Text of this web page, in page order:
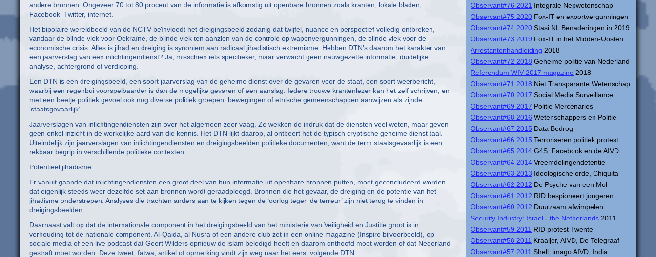
Observant#76 2021 Integrale Nepwetenschap
Observant#75 2020 Fox-IT en exportvergunningen
Observant#74 2020 Stasi NL Benaderingen in 2019
Observant#73 2019 Fox-IT in het Midden-Oosten
Arrestantenhandleiding 2018
Observant#72 2018 Geheime politie van Nederland
Referendum WIV 2017 magazine 2018
Observant#71 2018 Niet Transparante Wetenschap
Observant#70 2017 Social Media Surveillance
Observant#69 2017 Politie Mercenaries
Observant#68 2016 Wetenschappers en Politie
Observant#67 2015 Data Bedrog
Observant#66 2015 Terroriseren politiek protest
Observant#65 2014 G4S, Facebook en de AIVD
Observant#64 2014 Vreemdelingendetentie
Observant#63 2013 Ideologische orde, Chiquita
Observant#62 2012 De Psyche van een Mol
Observant#61 2012 RID bespioneert jongeren
Observant#60 2012 Duurzaam afwimpelen
Security Industry: Israel - the Netherlands 2011
Observant#59 2011 RID protest Twente
Observant#58 2011 Kraaijer, AIVD, De Telegraaf
Observant#57 2011 Shell, imago AIVD, India
andere bronnen. Ongeveer 70 tot 80 procent van de informatie is afkomstig uit openbare bronnen zoals kranten, lokale bladen,
Facebook, Twitter, internet.
Het bipolaire wereldbeeld van de NCTV beïnvloedt het dreigingsbeeld zodanig dat twijfel, nuance en perspectief volledig ontbreken,
vandaar de blinde vlek voor Oekraïne, de blinde vlek ten aanzien van de controle op wapenvergunningen, de blinde vlek voor de
economische crisis. Alles is jihad en dreiging is synoniem aan radicaal jihadistisch extremisme. Hebben DTN’s daarom het karakter van
een jaarverslag van een inlichtingendienst? Ja, misschien iets specifieker, maar verwacht geen nauwgezette informatie, duidelijke
analyse, achtergrond of verdieping.
Een DTN is een dreigingsbeeld, een soort jaarverslag van de geheime dienst over de gevaren voor de staat, een soort weerbericht,
waarbij een regenbui voorspelbaarder is dan de mogelijke gevaren of een aanslag. Iedere trouwe krantenlezer kan het zelf schrijven, en
met een beetje politiek gevoel ook nog diverse politiek groepen, bewegingen of etnische gemeenschappen aanwijzen als zijnde
‘staatsgevaarlijk’.
Jaarverslagen van inlichtingendiensten zijn over het algemeen zeer vaag. Ze wekken de indruk dat de diensten veel weten, maar geven
geen enkel inzicht in de werkelijke aard van die kennis. Het DTN lijkt daarop, al ontbeert het de typisch cryptische geheime dienst taal.
Uiteindelijk zijn jaarverslagen van inlichtingendiensten en dreigingsbeelden politieke documenten, want de term staatsgevaarlijk is een
rekbaar begrip in verschillende politieke contexten.
Potentieel jihadisme
Er vanuit gaande dat inlichtingendiensten een groot deel van hun informatie uit openbare bronnen putten, moet geconcludeerd worden
dat eigenlijk steeds weer dezelfde set aan bronnen wordt geraadpleegd. Bronnen die het gevaar, de dreiging en de potentie van het
jihadisme onderstrepen. Analyses die trachten anders aan te kijken tegen de ‘oorlog tegen de terreur’ zijn niet terug te vinden in
dreigingsbeelden.
Daarnaast valt op dat de internationale component in het dreigingsbeeld van het ministerie van Veiligheid en Justitie groot is in
verhouding tot de nationale component. Al-Qaida, al Nusra of een andere club zet in een online magazine (Inspire bijvoorbeeld), op
sociale media of een live podcast dat Geert Wilders opnieuw de islam beledigd heeft en daarom onthoofd moet worden of dat Nederland
gestraft moet worden. Deze tweet, fatwa, artikel of opmerking vindt zijn weg naar het eerst volgende DTN.